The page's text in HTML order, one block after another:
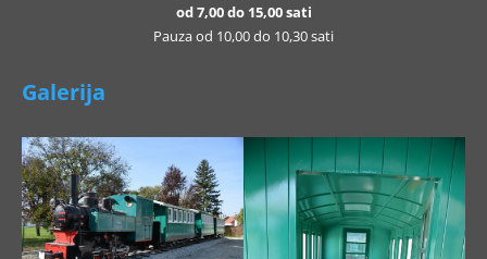
od 7,00 do 15,00 sati
Pauza od 10,00 do 10,30 sati
Galerija